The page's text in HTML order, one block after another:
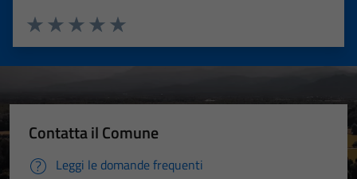
Valuta 5 stelle su 5
Valuta 4 stelle su 5
Valuta 3 stelle su 5
Valuta 2 stelle su 5
Valuta 1 stelle su 5
Contatta il Comune
Leggi le domande frequenti